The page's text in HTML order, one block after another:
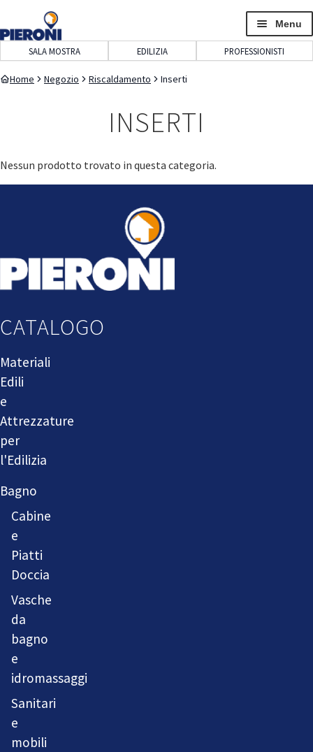
navigazione
contenuto
Menu
SALA MOSTRA EDILIZIA PROFESSIONISTI
Home Negozio Riscaldamento Inserti
INSERTI
Nessun prodotto trovato in questa categoria.
CATALOGO
Materiali
Edili
e
Attrezzature
per
l'Edilizia
Bagno
Cabine
e
Piatti
Doccia
Vasche
da
bagno
e
idromassaggi
Sanitari
e
mobili